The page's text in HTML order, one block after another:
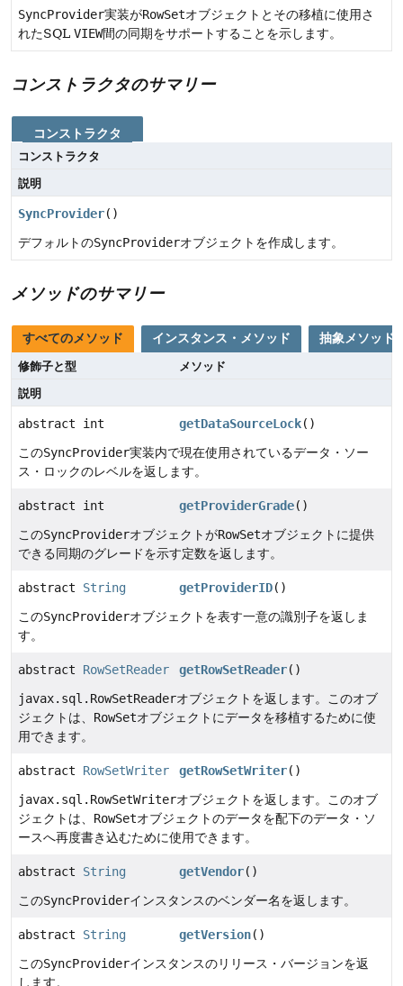
SyncProvider実装がRowSetオブジェクトとその移植に使用さ
れたSQL VIEW間の同期をサポートすることを示します。
コンストラクタのサマリー
コンストラクタ
コンストラクタ
説明
SyncProvider()
デフォルトのSyncProviderオブジェクトを作成します。
メソッドのサマリー
すべてのメソッド インスタンス・メソッド 抽象メソッド
修飾子と型
メソッド
説明
abstract int getDataSourceLock()
このSyncProvider実装内で現在使用されているデータ・ソー
ス・ロックのレベルを返します。
abstract int getProviderGrade()
このSyncProviderオブジェクトがRowSetオブジェクトに提供
できる同期のグレードを示す定数を返します。
abstract String getProviderID()
このSyncProviderオブジェクトを表す一意の識別子を返しま
す。
abstract RowSetReader getRowSetReader()
javax.sql.RowSetReaderオブジェクトを返します。このオブ
ジェクトは、 RowSetオブジェクトにデータを移植するために使
用できます。
abstract RowSetWriter getRowSetWriter()
javax.sql.RowSetWriterオブジェクトを返します。このオブ
ジェクトは、 RowSetオブジェクトのデータを配下のデータ・ソ
ースへ再度書き込むために使用できます。
abstract String getVendor()
このSyncProviderインスタンスのベンダー名を返します。
abstract String getVersion()
このSyncProviderインスタンスのリリース・バージョンを返
します。